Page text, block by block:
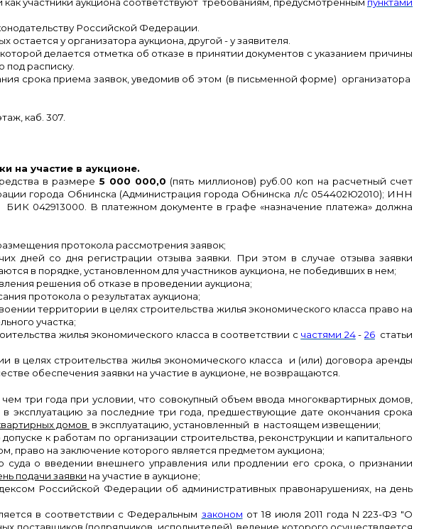
Российской Федерации.
у организатора аукциона, другой - у заявителя.
делается отметка об отказе в принятии документов с указанием причины
под расписку.
срока приема заявок, уведомив об этом (в письменной форме) организатора
каб. 307.
на участие в аукционе.
в размере 5 000 000,0 (пять миллионов) руб.00 коп на расчетный счет
города Обнинска (Администрация города Обнинска л/с 054402Ю2010); ИНН
042913000. В платежном документе в графе «назначение платежа» должна
протокола рассмотрения заявок;
дней со дня регистрации отзыва заявки. При этом в случае отзыва заявки
в порядке, установленном для участников аукциона, не победивших в нем;
решения об отказе в проведении аукциона;
протокола о результатах аукциона;
территории в целях строительства жилья экономического класса право на
участка;
жилья экономического класса в соответствии с частями 24- 26статьи
целях строительства жилья экономического класса и (или) договора аренды
обеспечения заявки на участие в аукционе, не возвращаются.
три года при условии, что совокупный объем ввода многоквартирных домов,
эксплуатацию за последние три года, предшествующие дате окончания срока
домов в эксплуатацию, установленный в настоящем извещении;
к работам по организации строительства, реконструкции и капитального
право на заключение которого является предметом аукциона;
о введении внешнего управления или продлении его срока, о признании
подачи заявки на участие в аукционе;
Российской Федерации об административных правонарушениях, на день
в соответствии с Федеральным законом от 18 июля 2011 года N 223-ФЗ "О